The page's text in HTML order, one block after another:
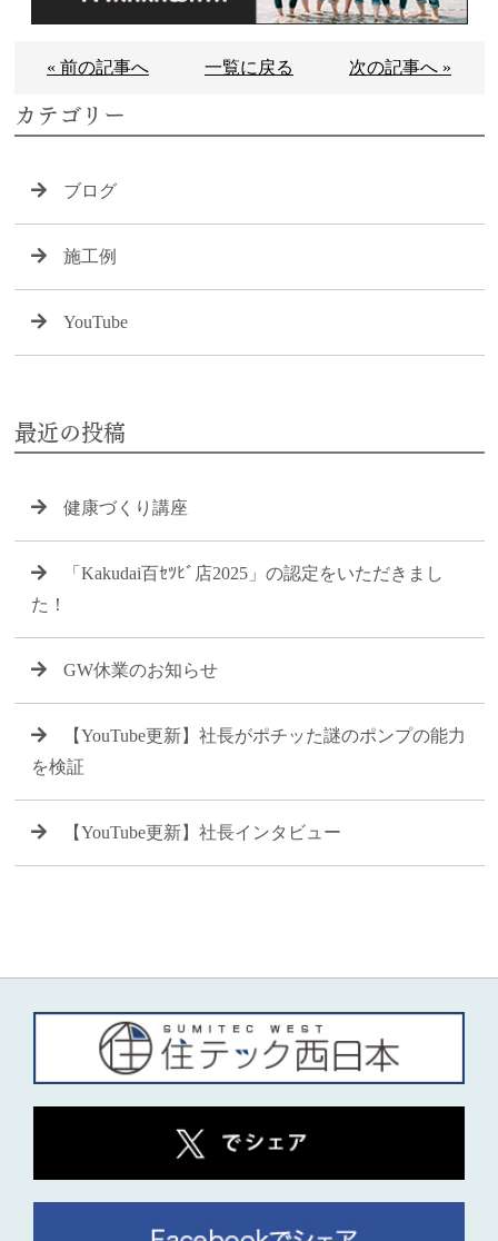
« 前の記事へ 一覧に戻る 次の記事へ »
カテゴリー
ブログ
施工例
YouTube
最近の投稿
健康づくり講座
「Kakudai百ｾﾂﾋﾞ店2025」の認定をいただきまし
た！
GW休業のお知らせ
【YouTube更新】社長がポチッた謎のポンプの能力
を検証
【YouTube更新】社長インタビュー